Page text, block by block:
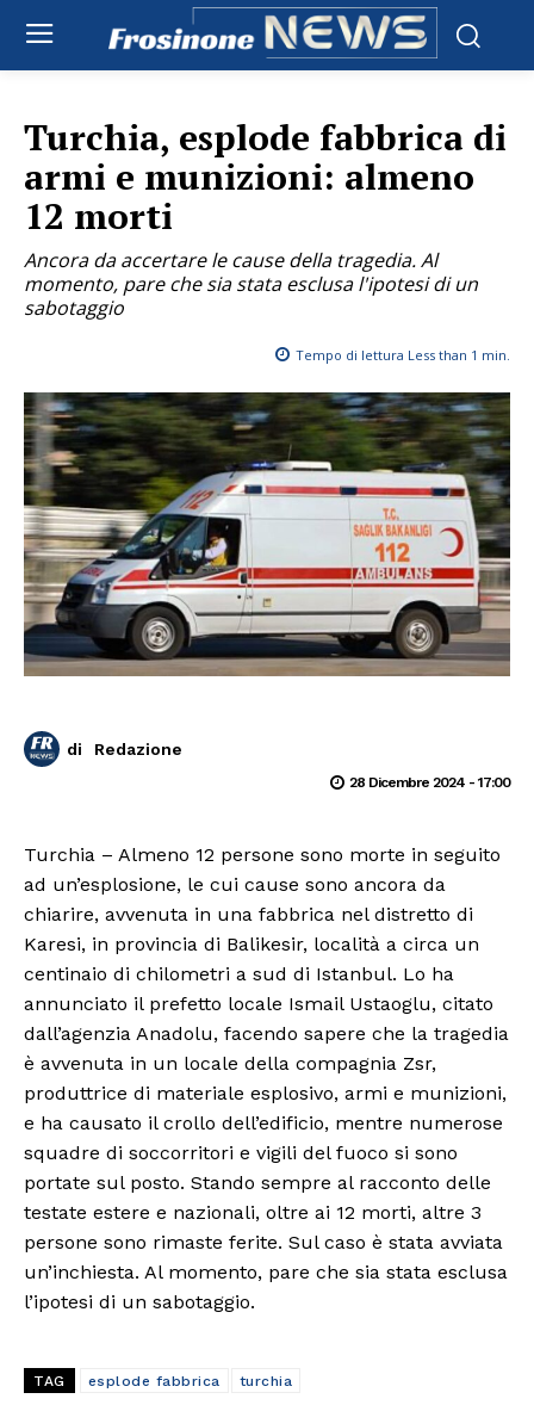
Turchia, esplode fabbrica di
armi e munizioni: almeno
12 morti
Ancora da accertare le cause della tragedia. Al
momento, pare che sia stata esclusa l'ipotesi di un
sabotaggio
Tempo di lettura Less than 1 min.
di Redazione
28 Dicembre 2024 - 17:00
Turchia – Almeno 12 persone sono morte in seguito
ad un’esplosione, le cui cause sono ancora da
chiarire, avvenuta in una fabbrica nel distretto di
Karesi, in provincia di Balikesir, località a circa un
centinaio di chilometri a sud di Istanbul. Lo ha
annunciato il prefetto locale Ismail Ustaoglu, citato
dall’agenzia Anadolu, facendo sapere che la tragedia
è avvenuta in un locale della compagnia Zsr,
produttrice di materiale esplosivo, armi e munizioni,
e ha causato il crollo dell’edificio, mentre numerose
squadre di soccorritori e vigili del fuoco si sono
portate sul posto. Stando sempre al racconto delle
testate estere e nazionali, oltre ai 12 morti, altre 3
persone sono rimaste ferite. Sul caso è stata avviata
un’inchiesta. Al momento, pare che sia stata esclusa
l’ipotesi di un sabotaggio.
TAG esplode fabbrica turchia